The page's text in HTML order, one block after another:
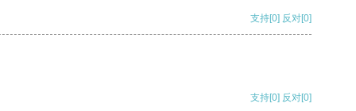
支持[0] 反对[0]
支持[0] 反对[0]